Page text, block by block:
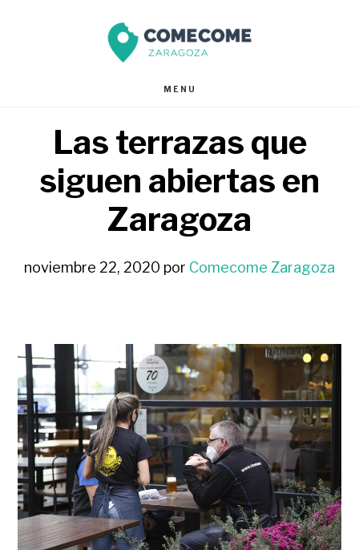
página
MENU
Las terrazas que
siguen abiertas en
Zaragoza
noviembre 22, 2020 por Comecome Zaragoza